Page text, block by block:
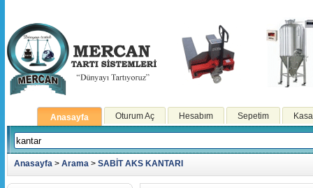
Anasayfa Oturum Aç Hesabım Sepetim
Anasayfa > Arama > SABİT AKS KANTARI